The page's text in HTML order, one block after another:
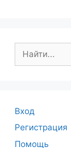
Вход
Регистрация
Помощь